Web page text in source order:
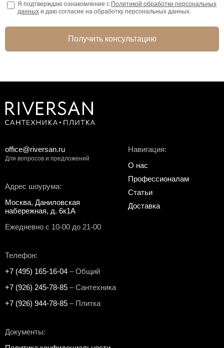
Я подтверждаю ознакомление с Политикой обработки персональных
данных и даю согласие на обработку персональных данных.
Получить консультацию
Адрес шоурума:
Москва, Даниловская
набережная, д. 6к1А
Ежедневно с 10-00 до 21-00
Телефон:
+7 (495) 165-16-04 – Общий
+7 (926) 245-78-85 – Сантехника
+7 (926) 944-78-85 – Плитка
Документы:
Навигация:
О нас
Профессионалам
Статьи
Доставка
office@riversan.ru
Для вопросов и предложений